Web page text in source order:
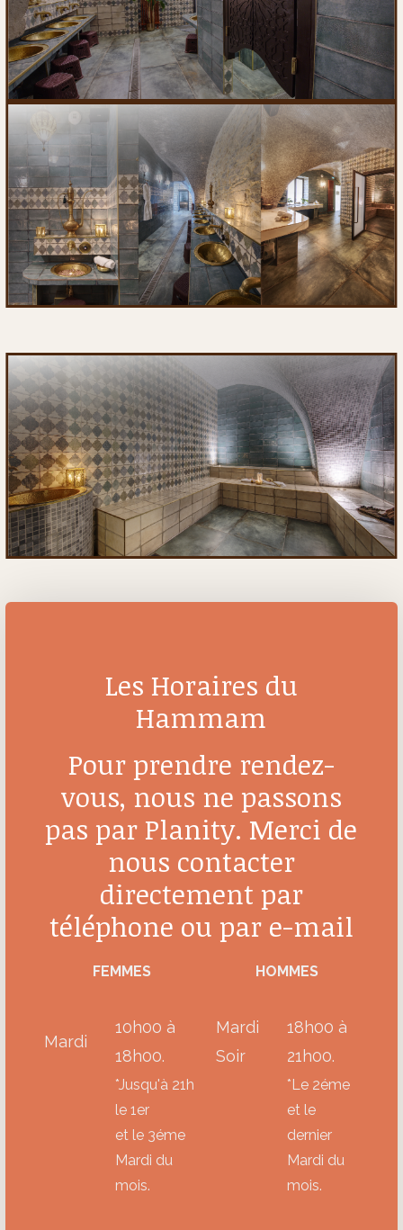
Les Horaires du
Hammam
Pour prendre rendez-
vous, nous ne passons
pas par Planity. Merci de
nous contacter
directement par
téléphone ou par e-mail
FEMMES HOMMES
Mardi
10h00 à
18h00.
Mardi
Soir
18h00 à
21h00.
*Jusqu'à 21h
le 1er
et le 3éme
Mardi du
mois.
*Le 2éme
et le
dernier
Mardi du
mois.